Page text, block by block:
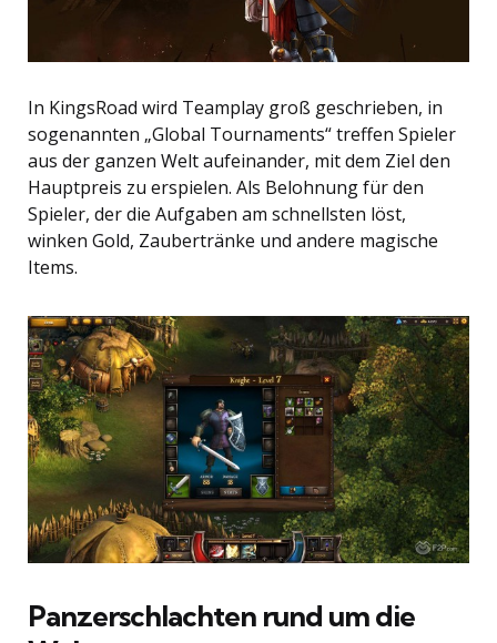
In KingsRoad wird Teamplay groß geschrieben, in
sogenannten „Global Tournaments“ treffen Spieler
aus der ganzen Welt aufeinander, mit dem Ziel den
Hauptpreis zu erspielen. Als Belohnung für den
Spieler, der die Aufgaben am schnellsten löst,
winken Gold, Zaubertränke und andere magische
Items.
Panzerschlachten rund um die